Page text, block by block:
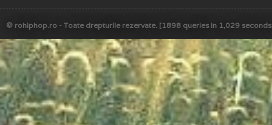
© rohiphop.ro - Toate drepturile rezervate. [1898 queries in 1,029